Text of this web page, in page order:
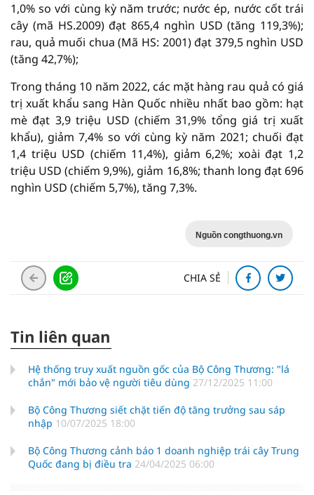
1,0% so với cùng kỳ năm trước; nước ép, nước cốt trái
cây (mã HS.2009) đạt 865,4 nghìn USD (tăng 119,3%);
rau, quả muối chua (Mã HS: 2001) đạt 379,5 nghìn USD
(tăng 42,7%);
Trong tháng 10 năm 2022, các mặt hàng rau quả có giá
trị xuất khẩu sang Hàn Quốc nhiều nhất bao gồm: hạt
mè đạt 3,9 triệu USD (chiếm 31,9% tổng giá trị xuất
khẩu), giảm 7,4% so với cùng kỳ năm 2021; chuối đạt
1,4 triệu USD (chiếm 11,4%), giảm 6,2%; xoài đạt 1,2
triệu USD (chiếm 9,9%), giảm 16,8%; thanh long đạt 696
nghìn USD (chiếm 5,7%), tăng 7,3%.
Nguồn congthuong.vn
CHIA SẺ
Tin liên quan
Hệ thống truy xuất nguồn gốc của Bộ Công Thương: "lá
chắn" mới bảo vệ người tiêu dùng 27/12/2025 11:00
Bộ Công Thương siết chặt tiến độ tăng trưởng sau sáp
nhập 10/07/2025 18:00
Bộ Công Thương cảnh báo 1 doanh nghiệp trái cây Trung
Quốc đang bị điều tra 24/04/2025 06:00